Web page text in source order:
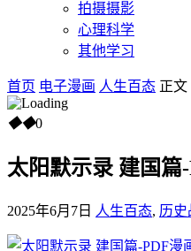
拍摄摄影
心理科学
其他学习
首页 电子漫画 人生百态 正文
◆◆0
太阳默示录 建国篇
2025年6月7日 人生百态, 历史